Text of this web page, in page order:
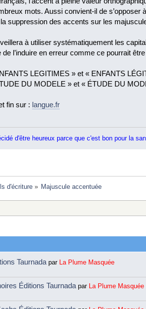
mots. Aussi convient-il de
suppression des accents sur les
à utiliser systématiquement les
de l’induire en erreur comme ce pourrait
LEGITIMES » et « ENFANTS
DU MODELE » et « ÉTUDE DU
fin sur : langue.fr
d'être heureux parce que c'est bon pour la
d'écriture» Majuscule accentuée
Taurnada par
La Plume Masquée
Éditions Taurnada par
La Plume Masquée